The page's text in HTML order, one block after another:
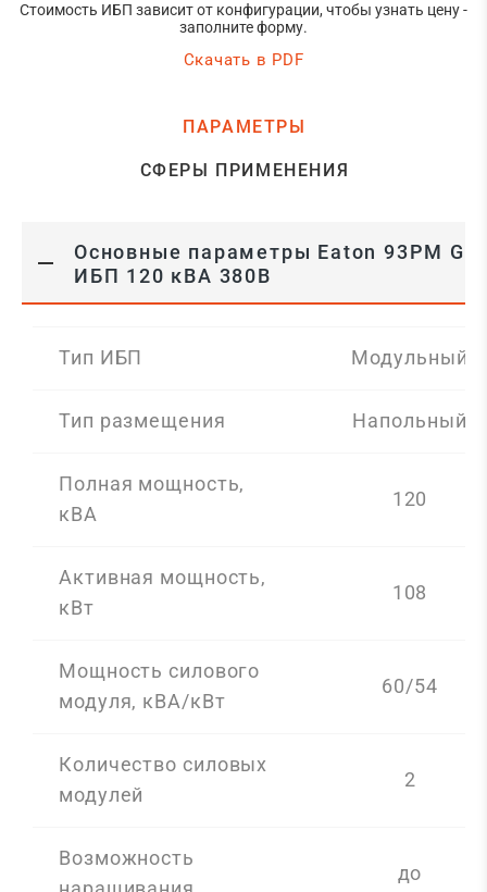
Стоимость ИБП зависит от конфигурации, чтобы узнать цену -
заполните форму.
Скачать в PDF
ПАРАМЕТРЫ
СФЕРЫ ПРИМЕНЕНИЯ
Основные параметры Eaton 93PM G2
ИБП 120 кВА 380В
Тип ИБП Модульный
Тип размещения Напольный
Полная мощность,
кВА
120
Активная мощность,
кВт
108
Мощность силового
модуля, кВА/кВт
60/54
Количество силовых
модулей
2
Возможность
до